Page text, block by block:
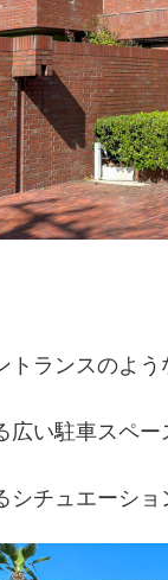
ランスのよ
い駐車スペー
チュエーショ